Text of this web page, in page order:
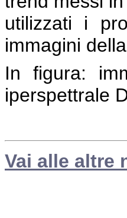
utilizzati i
immagini
In figura:
iperspettrale
Vai alle altre